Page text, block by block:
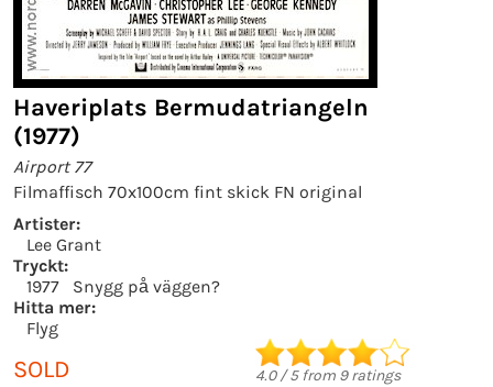
Haveriplats Bermudatriangeln
(1977)
Airport 77
Filmaffisch 70x100cm fint skick FN original
Artister:
Lee Grant
Tryckt:
1977
Snygg på väggen?
Hitta mer:
Flyg
SOLD 4.0/5from 9ratings